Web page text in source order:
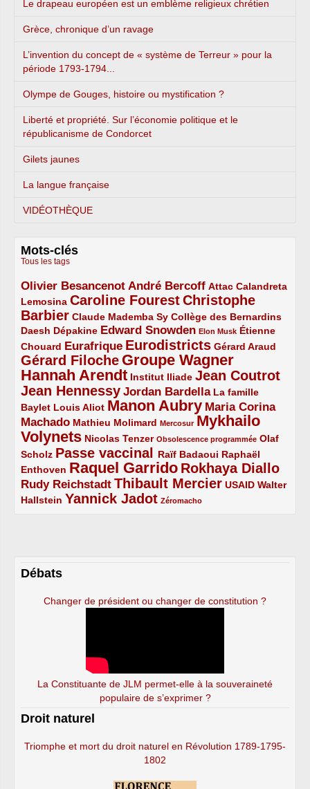
Le drapeau européen est un emblème religieux chrétien
Grèce, chronique d’un ravage
L’invention du concept de « système de Terreur » pour la
période 1793-1794...
Olympe de Gouges, histoire ou mystification ?
Liberté et propriété. Sur l’économie politique et le
républicanisme de Condorcet
Gilets jaunes
La langue française
VIDÉOTHÈQUE
Mots-clés
Tous les tags
Olivier Besancenot
3/5 André Bercoff
3/5 Attac
2/5
Calandreta
Lemosina
2/5 Caroline Fourest
4/5
Christophe
Barbier
4/5 Claude Mademba Sy
2/5 Collège des Bernardins
2/5
Daesh
2/5 Dépakine
2/5 Edward Snowden
3/5 Elon Musk
1/5
Étienne
Chouard
2/5 Eurafrique
3/5 Eurodistricts
4/5 Gérard Araud
2/5
Gérard Filoche
4/5 Groupe Wagner
5/5
Hannah Arendt
5/5 Institut Iliade
2/5 Jean Coutrot
4/5
Jean Hennessy
4/5 Jordan Bardella
3/5
La famille
Baylet
2/5 Louis Aliot
2/5 Manon Aubry
5/5
Maria Corina
Machado
3/5 Mathieu Molimard
2/5 Mercosur
1/5
Mykhailo
Volynets
5/5 Nicolas Tenzer
2/5 Obsolescence programmée
1/5
Olaf
Scholz
2/5 Passe vaccinal
4/5 Raïf Badaoui
2/5
Raphaël
Enthoven
2/5 Raquel Garrido
5/5 Rokhaya Diallo
4/5
Rudy Reichstadt
3/5 Thibault Mercier
4/5 USAID
2/5
Walter
Hallstein
2/5 Yannick Jadot
4/5 Zéromacho
1/5
Débats
Changer de président ou changer de constitution ?
La Constituante de JLM permet-elle à la souveraineté
populaire de s’exprimer ?
Droit naturel
Triomphe et mort du droit naturel en Révolution 1789-1795-
1802